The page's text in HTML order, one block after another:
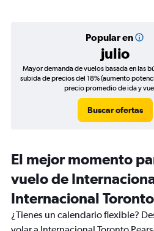
Popular en
julio
Mayor demanda de vuelos basada en las
subida de precios del 18% (aumento
precio promedio de ida y
Buscar ofertas
El mejor momento
vuelo de
Internacional
¿Tienes un calendario flexible?